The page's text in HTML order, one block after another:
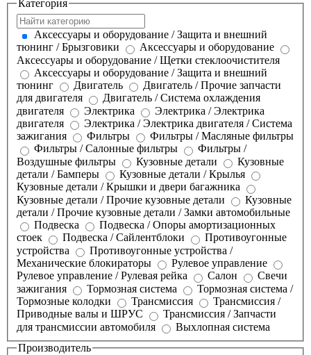
Категория
Аксессуары и оборудование / Защита и внешний
тюнинг / Брызговики
Аксессуары и оборудование
Аксессуары и оборудование / Щетки стеклоочистителя
Аксессуары и оборудование / Защита и внешний
тюнинг
Двигатель
Двигатель / Прочие запчасти
для двигателя
Двигатель / Система охлаждения
двигателя
Электрика
Электрика / Электрика
двигателя
Электрика / Электрика двигателя / Система
зажигания
Фильтры
Фильтры / Масляные фильтры
Фильтры / Салонные фильтры
Фильтры /
Воздушные фильтры
Кузовные детали
Кузовные
детали / Бамперы
Кузовные детали / Крылья
Кузовные детали / Крышки и двери багажника
Кузовные детали / Прочие кузовные детали
Кузовные
детали / Прочие кузовные детали / Замки автомобильные
Подвеска
Подвеска / Опоры амортизационных
стоек
Подвеска / Сайлентблоки
Противоугонные
устройства
Противоугонные устройства /
Механические блокираторы
Рулевое управление
Рулевое управление / Рулевая рейка
Салон
Свечи
зажигания
Тормозная система
Тормозная система /
Тормозные колодки
Трансмиссия
Трансмиссия /
Приводные валы и ШРУС
Трансмиссия / Запчасти
для трансмиссии автомобиля
Выхлопная система
Производитель